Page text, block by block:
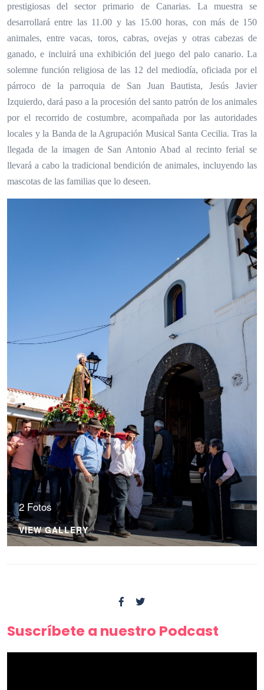
prestigiosas del sector primario de Canarias. La muestra se
desarrollará entre las 11.00 y las 15.00 horas, con más de 150
animales, entre vacas, toros, cabras, ovejas y otras cabezas de
ganado, e incluirá una exhibición del juego del palo canario. La
solemne función religiosa de las 12 del mediodía, oficiada por el
párroco de la parroquia de San Juan Bautista, Jesús Javier
Izquierdo, dará paso a la procesión del santo patrón de los animales
por el recorrido de costumbre, acompañada por las autoridades
locales y la Banda de la Agrupación Musical Santa Cecilia. Tras la
llegada de la imagen de San Antonio Abad al recinto ferial se
llevará a cabo la tradicional bendición de animales, incluyendo las
mascotas de las familias que lo deseen.
2 Fotos
VIEW GALLERY
Suscríbete a nuestro Podcast